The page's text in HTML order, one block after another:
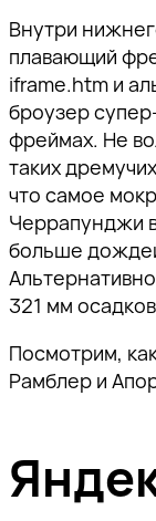
Внутри
плавающий
iframe.htm и
броузер
фреймах. Не
таких
что самое
Черрапунджи
больше
321 мм
Посмотрим,
Рамблер и